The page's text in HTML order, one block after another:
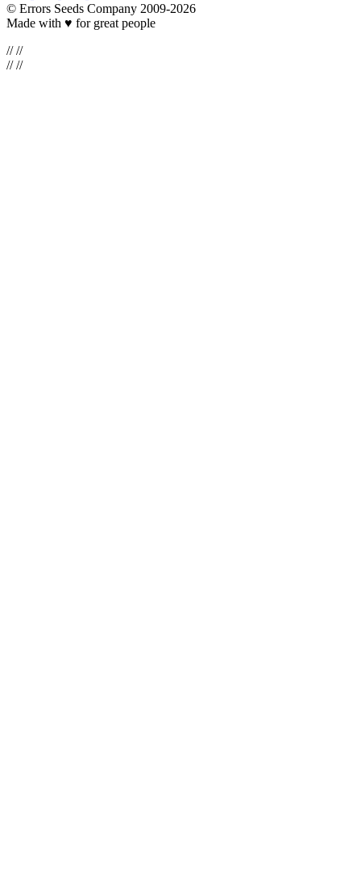
© Errors Seeds Company 2009-2026
Made with ♥ for great people
////
////